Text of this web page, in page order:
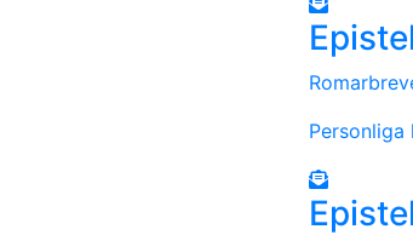
Personliga